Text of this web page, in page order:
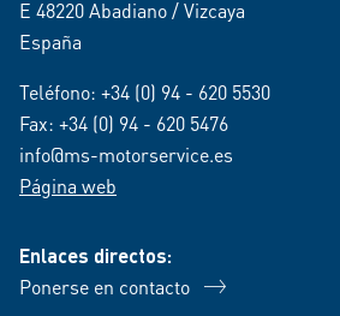
E 48220 Abadiano / Vizcaya
España
Teléfono: +34 (0) 94 - 620 5530
Fax: +34 (0) 94 - 620 5476
info@ms-motorservice.es
Página web
Enlaces directos:
Ponerse en contacto